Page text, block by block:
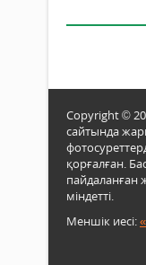
Copyright ©
сайтында
қорғалған.
пайдаланған
міндетті.
Меншік иесі: